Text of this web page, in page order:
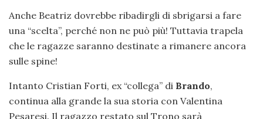
Anche Beatriz dovrebbe ribadirgli di sbrigarsi a fare
una “scelta”, perché non ne può più! Tuttavia trapela
che le ragazze saranno destinate a rimanere ancora
sulle spine!
Intanto Cristian Forti, ex “collega” di Brando,
continua alla grande la sua storia con Valentina
Pesaresi. Il ragazzo restato sul Trono sarà